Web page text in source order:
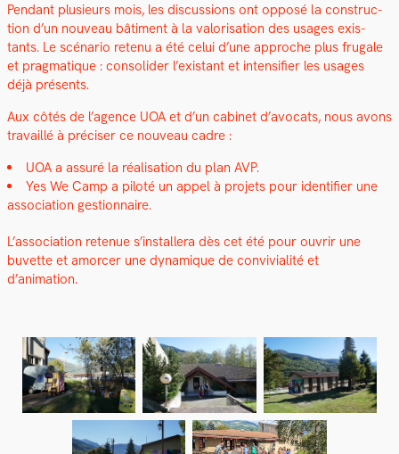
Pen­dant plusieurs mois, les dis­cus­sions ont opposé la con­struc­
tion d’un nou­veau bâti­ment à la val­ori­sa­tion des usages exis­
tants. Le scé­nario retenu a été celui d’une approche plus fru­gale
et prag­ma­tique : con­solid­er l’existant et inten­si­fi­er les usages
déjà présents.
Aux côtés de l’agence UOA et d’un cab­i­net d’avocats, nous avons
tra­vail­lé à pré­cis­er ce nou­veau cadre :
UOA a assuré la réal­i­sa­tion du plan AVP.
Yes We Camp a piloté un appel à pro­jets pour iden­ti­fi­er une
asso­ci­a­tion ges­tion­naire.
L’association retenue s’installera dès cet été pour ouvrir une
buvette et amorcer une dynamique de con­vivi­al­ité et
d’animation.